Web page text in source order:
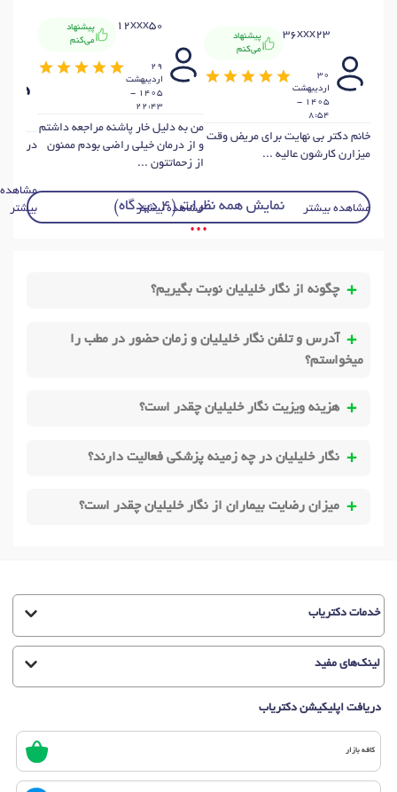
36xxx23
پیشنهاد
می‌کنم
30
ارديبهشت
1405 -
8:54
خانم دکتر بی نهایت برای مریض وقت
میزارن کارشون عالیه ...
مشاهده بیشتر
12xxx50
پیشنهاد
می‌کنم
29
ارديبهشت
1405 -
22:43
من به دلیل خار پاشنه مراجعه داشتم
و از درمان خیلی راضی بودم ممنون
از زحماتتون ...
مشاهده بیشتر
درمان
مشاهده
بیشتر
نمایش همه نظرات (4 دیدگاه)
• • •
چگونه از نگار خلیلیان نوبت بگیریم؟
آدرس و تلفن نگار خلیلیان و زمان حضور در مطب را
میخواستم؟
هزینه ویزیت نگار خلیلیان چقدر است؟
نگار خلیلیان در چه زمینه پزشکی فعالیت دارند؟
میزان رضایت بیماران از نگار خلیلیان چقدر است؟
خدمات دکتریاب
لینک‌های مفید
دریافت اپلیکیشن دکتریاب
کافه بازار